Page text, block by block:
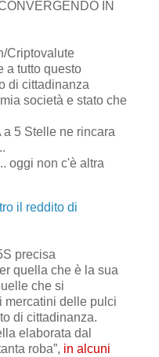
IN
Criptovalute
a tutto questo
di cittadinanza
società e stato che
a 5 Stelle ne rincara
oggi non c'è altra
il reddito di
precisa
quella che è la sua
che si
mercatini delle pulci
di cittadinanza.
elaborata dal
roba”, in alcuni